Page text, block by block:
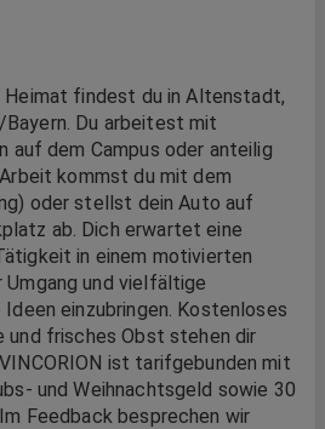
Heimat findest du in Altenstadt,
Du arbeitest mit
auf dem Campus oder anteilig
kommst du mit dem
oder stellst dein Auto auf
ab. Dich erwartet eine
in einem motivierten
Umgang und vielfältige
einzubringen. Kostenloses
und frisches Obst stehen dir
ist tarifgebunden mit
und Weihnachtsgeld sowie 30
Feedback besprechen wir